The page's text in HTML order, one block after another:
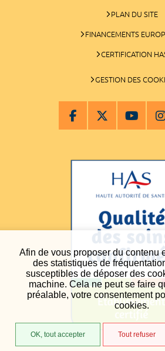
Afin de vous proposer du contenu
des statistiques de
susceptibles de déposer des
machine. Cela ne peut se faire
préalable, votre consentement
cookies.
OK, tout accepter Tout refuser
PLAN DU SITE
FINANCEMENTS
CERTIFICATION
GESTION DES